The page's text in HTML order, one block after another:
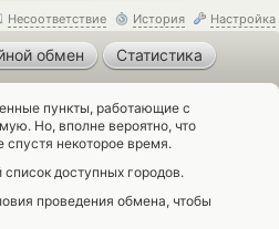
Несоответствие История Настройка
обмен Статистика
пункты, работающие с
Но, вполне вероятно, что
некоторое время.
доступных городов.
проведения обмена, чтобы